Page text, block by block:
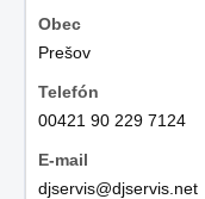
Prešov
00421 90 229 7124
djservis@djservis.net